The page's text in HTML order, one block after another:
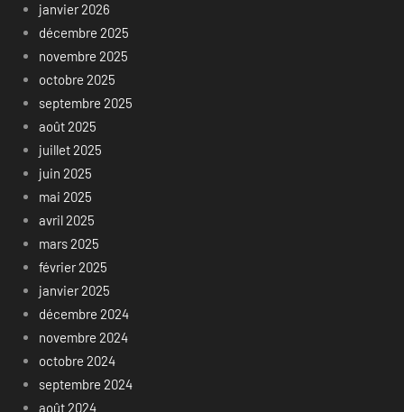
janvier 2026
décembre 2025
novembre 2025
octobre 2025
septembre 2025
août 2025
juillet 2025
juin 2025
mai 2025
avril 2025
mars 2025
février 2025
janvier 2025
décembre 2024
novembre 2024
octobre 2024
septembre 2024
août 2024